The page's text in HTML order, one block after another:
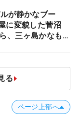
が静かなブー
に変貌した菅沼
、三ヶ島かなも使
る
ページ上部へ